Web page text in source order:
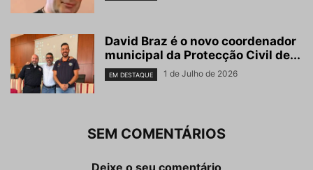
David Braz é o novo coordenador
municipal da Protecção Civil de...
EM DESTAQUE 1 de Julho de 2026
SEM COMENTÁRIOS